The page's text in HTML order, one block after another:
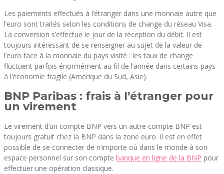
Les paiements effectués à l’étranger dans une monnaie autre que
l’euro sont traités selon les conditions de change du réseau Visa.
La conversion s’effectue le jour de la réception du débit. Il est
toujours intéressant de se renseigner au sujet de la valeur de
l’euro face à la monnaie du pays visité : les taux de change
fluctuent parfois énormément au fil de l’année dans certains pays
à l’économie fragile (Amérique du Sud, Asie).
BNP Paribas : frais à l’étranger pour
un virement
Le virement d’un compte BNP vers un autre compte BNP est
toujours gratuit chez la BNP dans la zone euro. Il est en effet
possible de se connecter de n’importe où dans le monde à son
espace personnel sur son compte banque en ligne de la BNP pour
effectuer une opération classique.